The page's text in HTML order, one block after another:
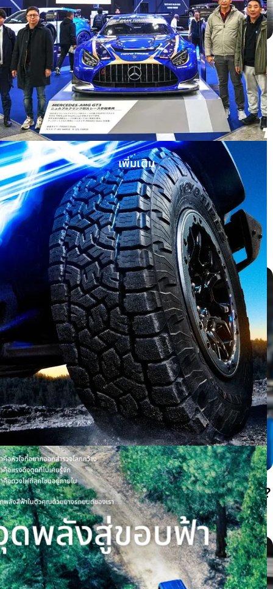
Honda HRV ติดตั้ง OPEN COUNTRY H/T
II WHITE LETTER
เพิ่มเติม
บทความ
ยางสึกตรงกลางหรือสึกขอบสองด้านเกิดจากอะไร?
เช็กลมยางก่อนต้องเปลี่ยนยาง